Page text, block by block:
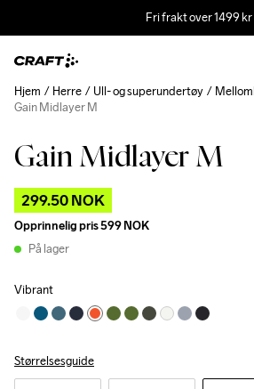
Fri frakt over 1499 kr
Gain Midlayer M
299.50 NOK
Opprinnelig pris599 NOK
På lager
Vibrant
Størrelsesguide
Hjem Herre Ull- og superundertøy
Gain Midlayer M
Outlet